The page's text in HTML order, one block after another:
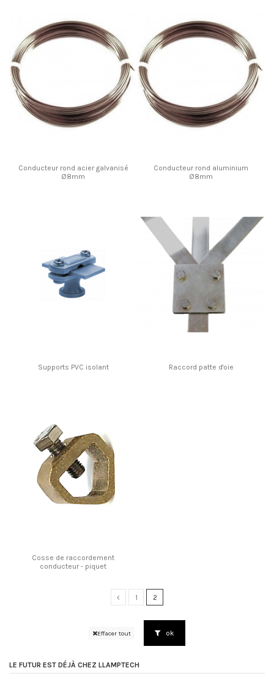
Conducteur rond acier galvanisé
Ø8mm
Conducteur rond aluminium
Ø8mm
Supports PVC isolant Raccord patte d'oie
Cosse de raccordement
conducteur - piquet
1 2
Effacer tout ok
LE FUTUR EST DÉJÀ CHEZ LLAMPTECH